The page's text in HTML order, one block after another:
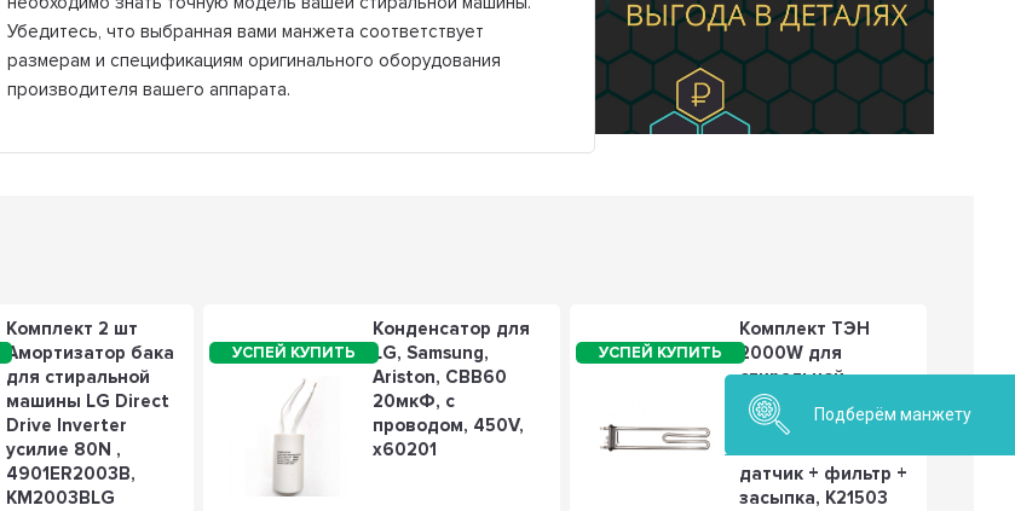
Убедитесь, что выбранная вами манжета соответствует
размерам и спецификациям оригинального оборудования
производителя вашего аппарата.
Комплект 2 шт
Амортизатор бака
для стиральной
машины LG Direct
Drive Inverter
усилие 80N ,
4901ER2003B,
KM2003BLG
Конденсатор для
LG, Samsung,
Ariston, СВВ60
20мкФ, с
проводом, 450V,
х60201
Комплект ТЭН
2000W для
стиральной
машины LG с
датчиком,
датчик + фильтр +
засыпка, K21503
Подберём манжету